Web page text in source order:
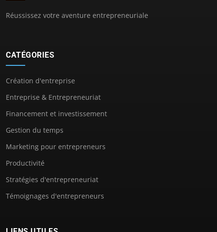
Réussissez votre aventure entrepreneuriale
CATÉGORIES
Création d'entreprise
Entreprise & Entrepreneuriat
Financement et investissement
Gestion du temps
Marketing pour entrepreneurs
Productivité
Stratégies d'entrepreneuriat
Témoignages d'entrepreneurs